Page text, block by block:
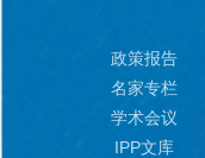
政策报告
名家专栏
学术会议
IPP文库